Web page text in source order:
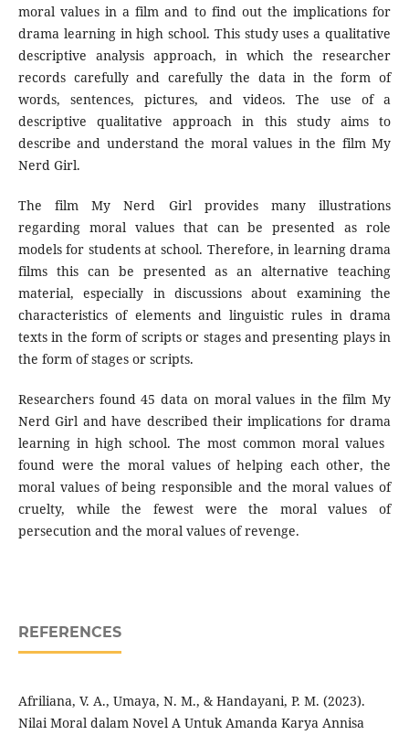
moral values ​​in a film and to find out the implications for
drama learning in high school. This study uses a qualitative
descriptive analysis approach, in which the researcher
records carefully and carefully the data in the form of
words, sentences, pictures, and videos. The use of a
descriptive qualitative approach in this study aims to
describe and understand the moral values ​​in the film My
Nerd Girl.
The film My Nerd Girl provides many illustrations
regarding moral values ​​that can be presented as role
models for students at school. Therefore, in learning drama
films this can be presented as an alternative teaching
material, especially in discussions about examining the
characteristics of elements and linguistic rules in drama
texts in the form of scripts or stages and presenting plays in
the form of stages or scripts.
Researchers found 45 data on moral values ​​in the film My
Nerd Girl and have described their implications for drama
learning in high school. The most common moral values ​​
found were the moral values ​​of helping each other, the
moral values ​​of being responsible and the moral values ​​of
cruelty, while the fewest were the moral values ​​of
persecution and the moral values ​​of revenge.
REFERENCES
Afriliana, V. A., Umaya, N. M., & Handayani, P. M. (2023).
Nilai Moral dalam Novel A Untuk Amanda Karya Annisa